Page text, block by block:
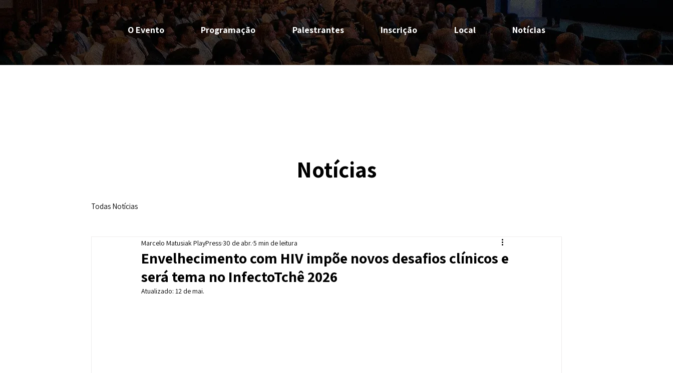
O Evento Programação Palestrantes Inscrição Local Notícias
Notícias
Todas Notícias
Envelhecimento com HIV impõe novos desafios clínicos e
será tema no InfectoTchê 2026
Marcelo Matusiak PlayPress30 de abr. 5 min de leitura
Atualizado: 12 de mai.